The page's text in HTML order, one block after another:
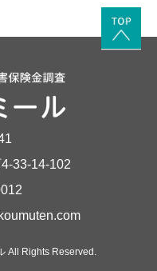
33-14-102
All Rights Reserved.